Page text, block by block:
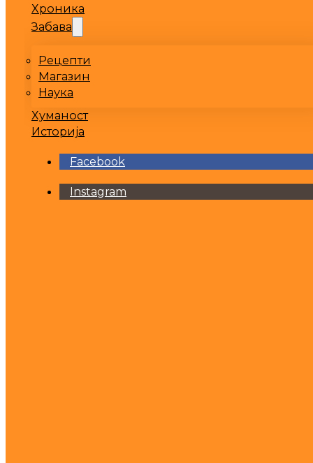
Хроника
Забава
Рецепти
Магазин
Наука
Хуманост
Историја
Facebook
Instagram